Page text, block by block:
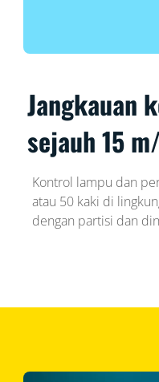
Jangkauan
sejauh 15
Kontrol lampu dan
atau 50 kaki di
dengan partisi dan